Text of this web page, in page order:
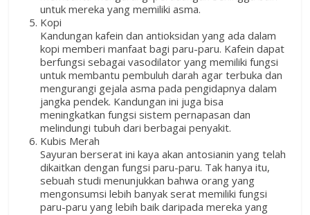
untuk mereka yang memiliki asma.
Kopi
Kandungan kafein dan antioksidan yang ada dalam
kopi memberi manfaat bagi paru-paru. Kafein dapat
berfungsi sebagai vasodilator yang memiliki fungsi
untuk membantu pembuluh darah agar terbuka dan
mengurangi gejala asma pada pengidapnya dalam
jangka pendek. Kandungan ini juga bisa
meningkatkan fungsi sistem pernapasan dan
melindungi tubuh dari berbagai penyakit.
Kubis Merah
Sayuran berserat ini kaya akan antosianin yang telah
dikaitkan dengan fungsi paru-paru. Tak hanya itu,
sebuah studi menunjukkan bahwa orang yang
mengonsumsi lebih banyak serat memiliki fungsi
paru-paru yang lebih baik daripada mereka yang